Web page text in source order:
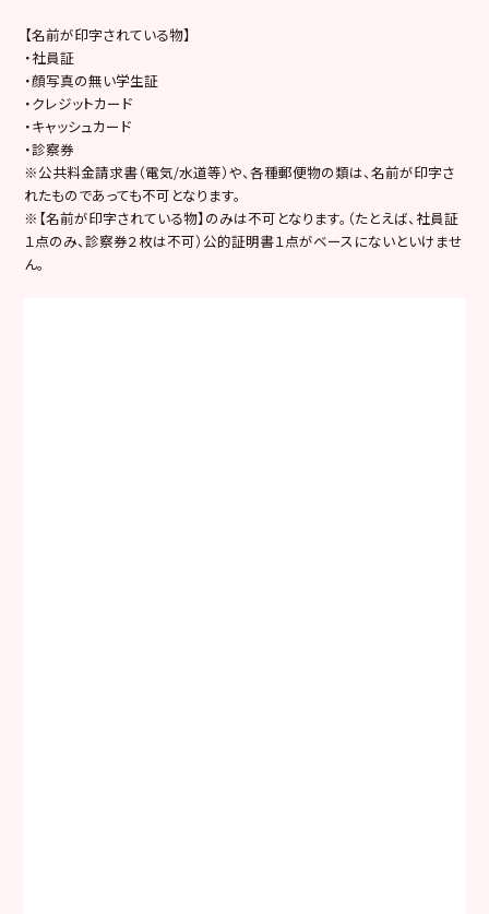
【名前が印字されている物】
・社員証
・顔写真の無い学生証
・クレジットカード
・キャッシュカード
・診察券
※公共料金請求書（電気/水道等）や、各種郵便物の類は、名前が印字さ
れたものであっても不可となります。
※ 【名前が印字されている物】のみは不可となります。 （たとえば、社員証
１点のみ、診察券２枚は不可）公的証明書１点がベースにないといけませ
ん。